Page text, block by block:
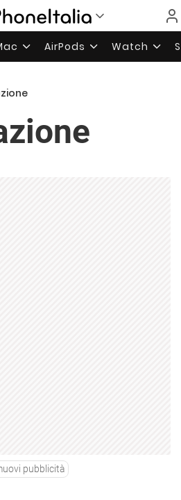
AirPods Watch
pubblicità